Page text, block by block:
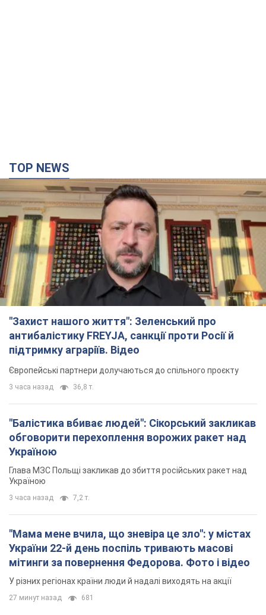
TOP NEWS
"Захист нашого життя": Зеленський про
антибалістику FREYJA, санкції проти Росії й
підтримку аграріїв. Відео
Європейські партнери долучаються до спільного проєкту
3 часа назад 36,8 т.
"Балістика вбиває людей": Сікорський закликав
обговорити перехоплення ворожих ракет над
Україною
Глава МЗС Польщі закликав до збиття російських ракет над
Україною
3 часа назад 7,2 т.
"Мама мене вчила, що зневіра це зло": у містах
України 22-й день поспіль тривають масові
мітинги за повернення Федорова. Фото і відео
У різних регіонах країни люди й надалі виходять на акції
27 минут назад 681